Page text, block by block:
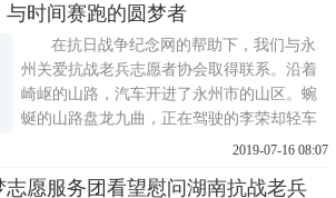
家和人民所做的贡献，随后工作人员并与老
人进行了亲切交谈，耐心倾听老人讲述抗战
英勇事迹，老人拿出
时间赛跑的圆梦者
在抗日战争纪念网的帮助下，我们与永
州关爱抗战老兵志愿者协会取得联系。沿着
崎岖的山路，汽车开进了永州市的山区。蜿
蜒的山路盘龙九曲，正在驾驶的李荣却轻车
熟路。李荣叔叔是湖南当地慈善机构的一名
以来，已经帮助湖南永州多名抗战老兵完成
2019-07-16 08:07
愿服务团看望慰问湖南抗战老兵